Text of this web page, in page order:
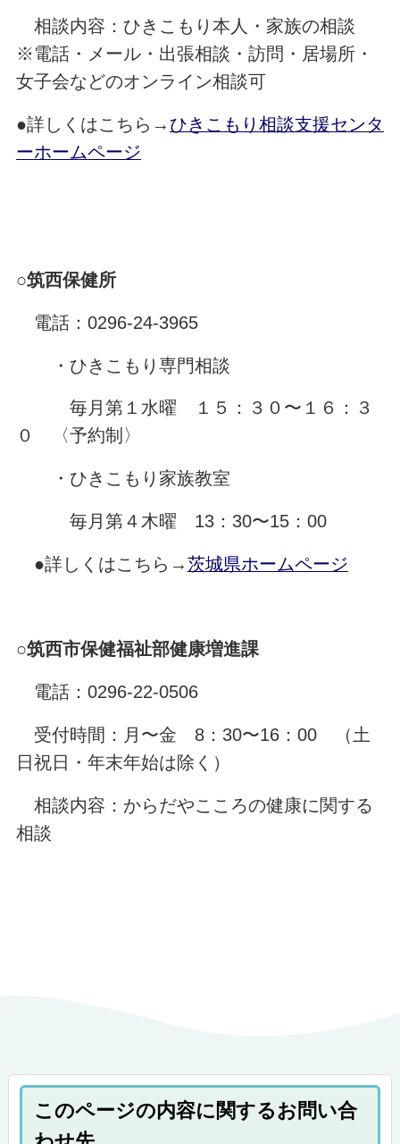
相談内容：ひきこもり本人・家族の相談
※電話・メール・出張相談・訪問・居場所・
女子会などのオンライン相談可
●詳しくはこちら→ ひきこもり相談支援センタ
ーホームページ
○筑西保健所
電話：0296-24-3965
・ひきこもり専門相談
毎月第１水曜 １５：３０〜１６：３
０ 〈予約制〉
・ひきこもり家族教室
毎月第４木曜 13：30〜15：00
●詳しくはこちら→茨城県ホームページ
○筑西市保健福祉部健康増進課
電話：0296-22-0506
受付時間：月〜金 8：30〜16：00 （土
日祝日・年末年始は除く）
相談内容：からだやこころの健康に関する
相談
このページの内容に関するお問い合